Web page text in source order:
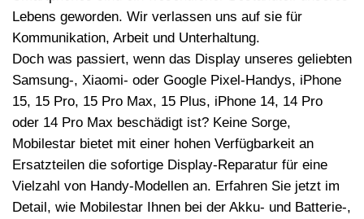
Lebens geworden. Wir verlassen uns auf sie für
Kommunikation, Arbeit und Unterhaltung.
Doch was passiert, wenn das Display unseres geliebten
Samsung-, Xiaomi- oder Google Pixel-Handys, iPhone
15, 15 Pro, 15 Pro Max, 15 Plus, iPhone 14, 14 Pro
oder 14 Pro Max beschädigt ist? Keine Sorge,
Mobilestar bietet mit einer hohen Verfügbarkeit an
Ersatzteilen die sofortige Display-Reparatur für eine
Vielzahl von Handy-Modellen an. Erfahren Sie jetzt im
Detail, wie Mobilestar Ihnen bei der Akku- und Batterie-,